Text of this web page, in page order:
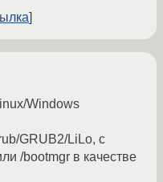
Windows
GRUB2/LiLo, с
/bootmgr в качестве